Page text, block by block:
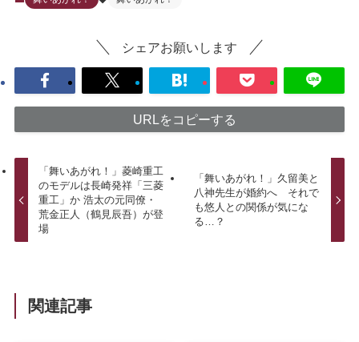
シェアお願いします
URLをコピーする
「舞いあがれ！」菱崎重工
のモデルは長崎発祥「三菱
重工」か 浩太の元同僚・
荒金正人（鶴見辰吾）が登
場
「舞いあがれ！」久留美と
八神先生が婚約へ それで
も悠人との関係が気にな
る…？
関連記事